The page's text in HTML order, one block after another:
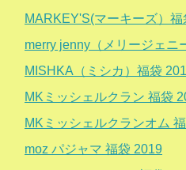
MARKEY'S(マーキーズ）福
merry jenny（メリージェニ
MISHKA（ミシカ）福袋
MKミッシェルクラン 福袋
MKミッシェルクランオム
moz パジャマ 福袋 2019